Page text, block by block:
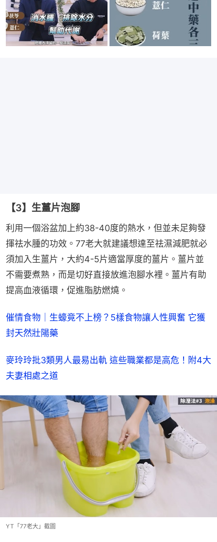
【3】生薑片泡腳
利用一個浴盆加上約38-40度的熱水，但並未足夠發
揮祛水腫的功效。77老大就建議想達至祛濕減肥就必
須加入生薑片，大約4-5片適當厚度的薑片。薑片並
不需要煮熟，而是切好直接放進泡腳水裡。薑片有助
提高血液循環，促進脂肪燃燒。
催情食物｜生蠔竟不上榜？5樣食物讓人性興奮 它獲
封天然壯陽藥
麥玲玲批3類男人最易出軌 這些職業都是高危！附4大
夫妻相處之道
YT「77老大」截圖